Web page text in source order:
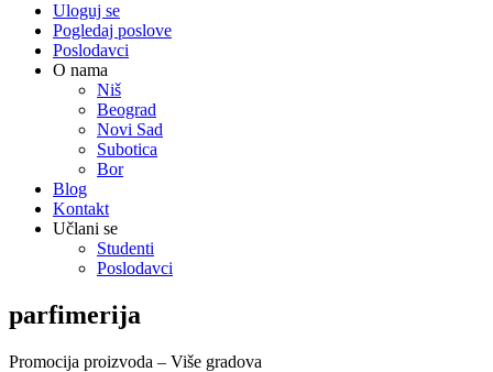
Uloguj se
Pogledaj poslove
Poslodavci
O nama
Niš
Beograd
Novi Sad
Subotica
Bor
Blog
Kontakt
Učlani se
Studenti
Poslodavci
parfimerija
Promocija proizvoda – Više gradova